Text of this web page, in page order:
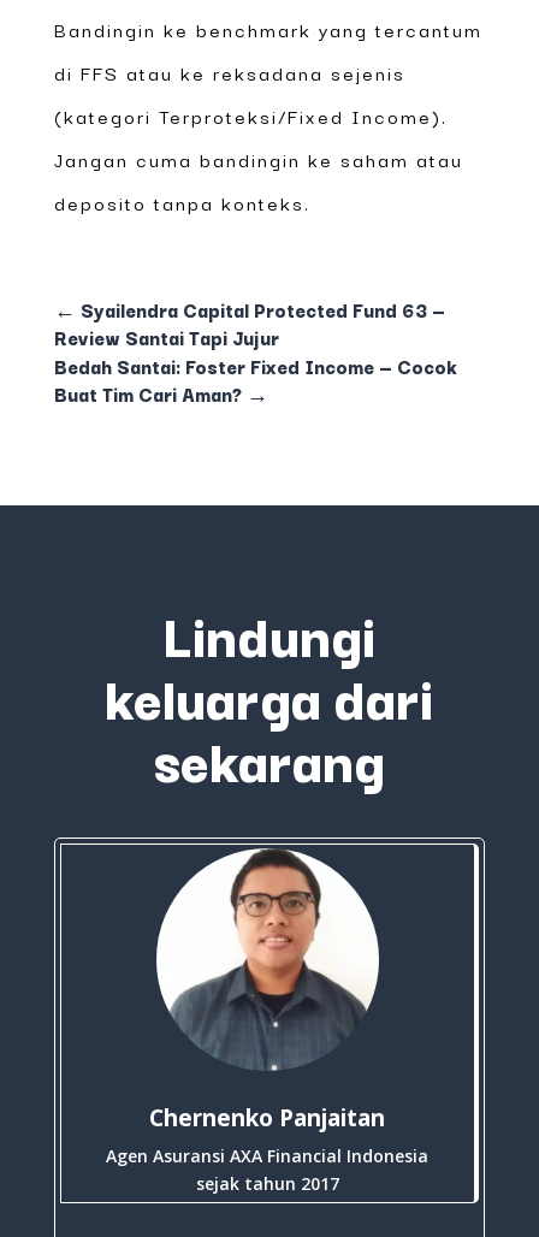
Bandingin ke benchmark yang tercantum
di FFS atau ke reksadana sejenis
(kategori Terproteksi/Fixed Income).
Jangan cuma bandingin ke saham atau
deposito tanpa konteks.
← Syailendra Capital Protected Fund 63 —
Review Santai Tapi Jujur
Bedah Santai: Foster Fixed Income — Cocok
Buat Tim Cari Aman?→
Lindungi
keluarga dari
sekarang
Chernenko Panjaitan
Agen Asuransi AXA Financial Indonesia
sejak tahun 2017